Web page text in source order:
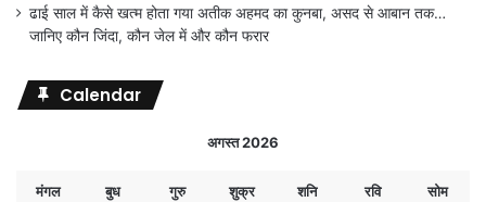
ढाई साल में कैसे खत्म होता गया अतीक अहमद का कुनबा, असद से आबान तक…
जानिए कौन जिंदा, कौन जेल में और कौन फरार
Calendar
अगस्त 2026
मंगल बुध गुरु शुक्र शनि रवि सोम